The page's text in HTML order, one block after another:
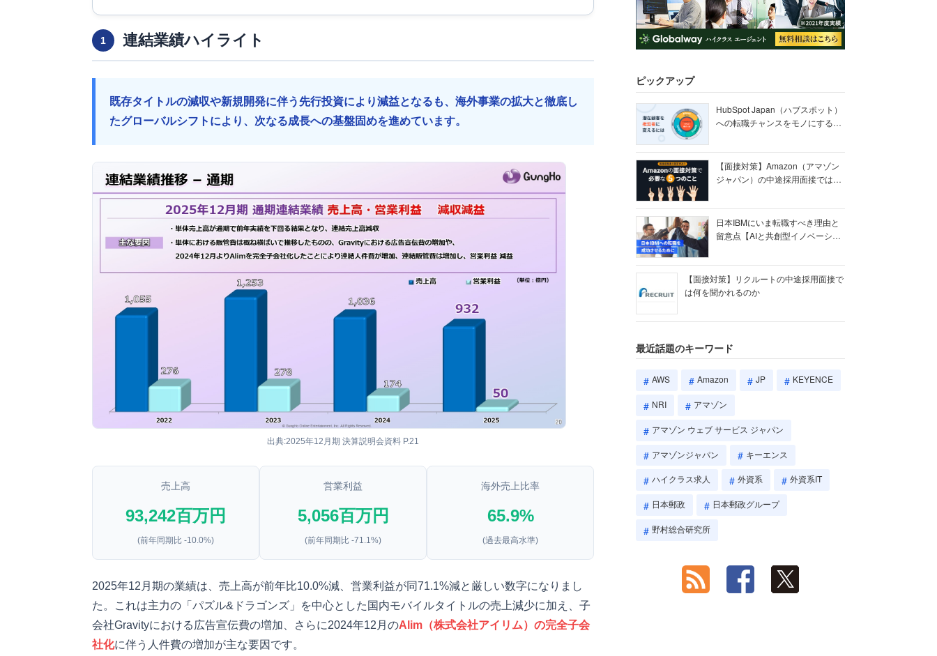
1 連結業績ハイライト
既存タイトルの減収や新規開発に伴う先行投資により減益となるも、海外事業の拡大と徹底し
たグローバルシフトにより、次なる成長への基盤固めを進めています。
出典:2025年12月期 決算説明会資料 P.21
売上高
93,242百万円
(前年同期比 -10.0%)
営業利益
5,056百万円
(前年同期比 -71.1%)
海外売上比率
65.9%
(過去最高水準)
2025年12月期の業績は、売上高が前年比10.0%減、営業利益が同71.1%減と厳しい数字になりまし
た。これは主力の「パズル&ドラゴンズ」を中心とした国内モバイルタイトルの売上減少に加え、子
会社Gravityにおける広告宣伝費の増加、さらに2024年12月のAlim（株式会社アイリム）の完全子会
社化に伴う人件費の増加が主な要因です。
ピックアップ
HubSpot Japan（ハブスポット）
への転職チャンスをモノにする
【面接対策】Amazon（アマゾン
ジャパン）の中途採用面接では何
日本IBMにいま転職すべき理由と
留意点【AIと共創型イノベーショ
【面接対策】リクルートの中途採用面接で
は何を聞かれるのか
最近話題のキーワード
AWS Amazon JP KEYENCE
NRI アマゾン
アマゾン ウェブ サービス ジャパン
アマゾンジャパン キーエンス
ハイクラス求人 外資系 外資系IT
日本郵政 日本郵政グループ
野村総合研究所